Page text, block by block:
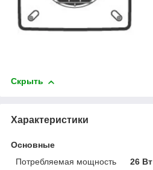
Скрыть
Характеристики
Основные
Потребляемая мощность
26 Вт